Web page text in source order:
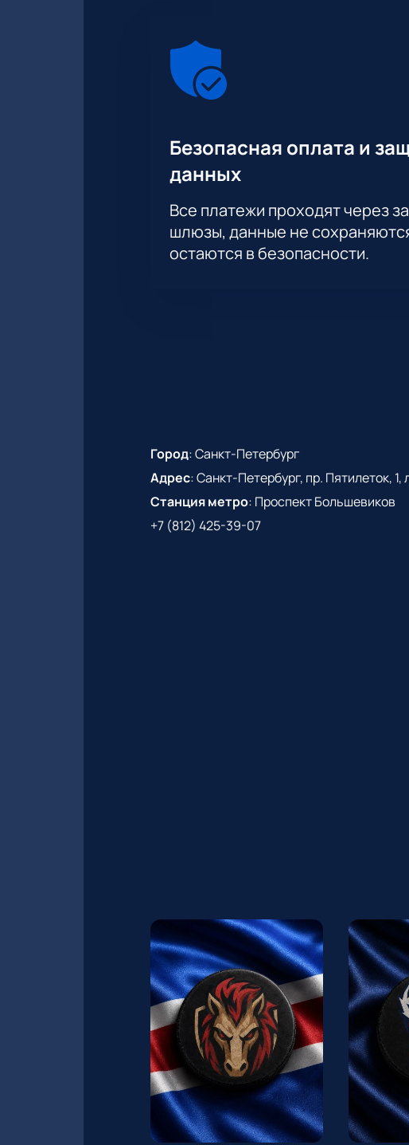
Безопасная оплата и
данных
Все платежи проходят через
шлюзы, данные не
остаются в безопасности.
Город:Санкт-Петербург
Адрес:Санкт-Петербург, пр. Пятилеток, 1,
Станция метро: Проспект Большевиков
+7 (812) 425-39-07